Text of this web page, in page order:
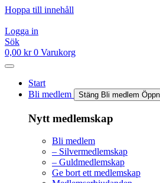
Hoppa till innehåll
Logga in
Sök
0,00 kr 0 Varukorg
Start
Bli medlem
Stäng Bli medlem
Nytt medlemskap
Bli medlem
– Silvermedlemskap
– Guldmedlemskap
Ge bort ett medlemskap